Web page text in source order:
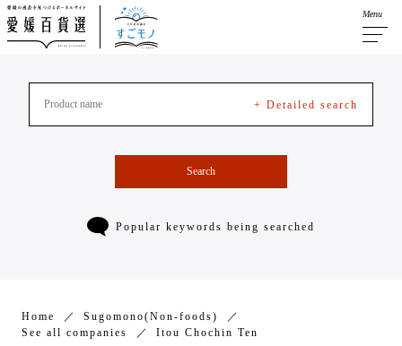
Menu
+ Detailed search
Search
Popular keywords being searched
Home
Sugomono(Non-foods)
See all companies
Itou Chochin Ten